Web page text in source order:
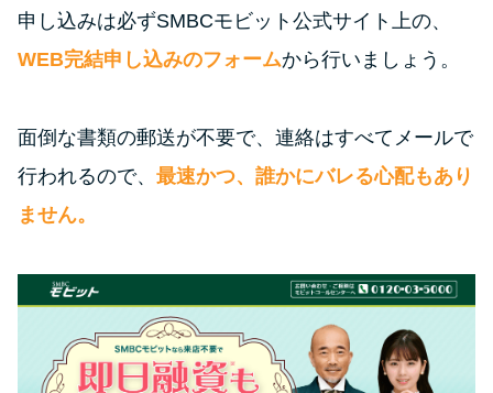
申し込みは必ずSMBCモビット公式サイト上の、
WEB完結申し込みのフォームから行いましょう。
面倒な書類の郵送が不要で、連絡はすべてメールで
行われるので、 最速かつ、誰かにバレる心配もあり
ません。